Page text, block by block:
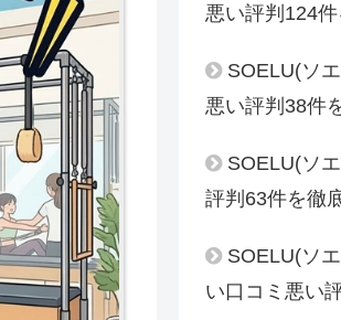
悪い評判124件
SOELU(ソ
悪い評判38件
SOELU(ソ
評判63件を徹
SOELU(ソ
い口コミ悪い